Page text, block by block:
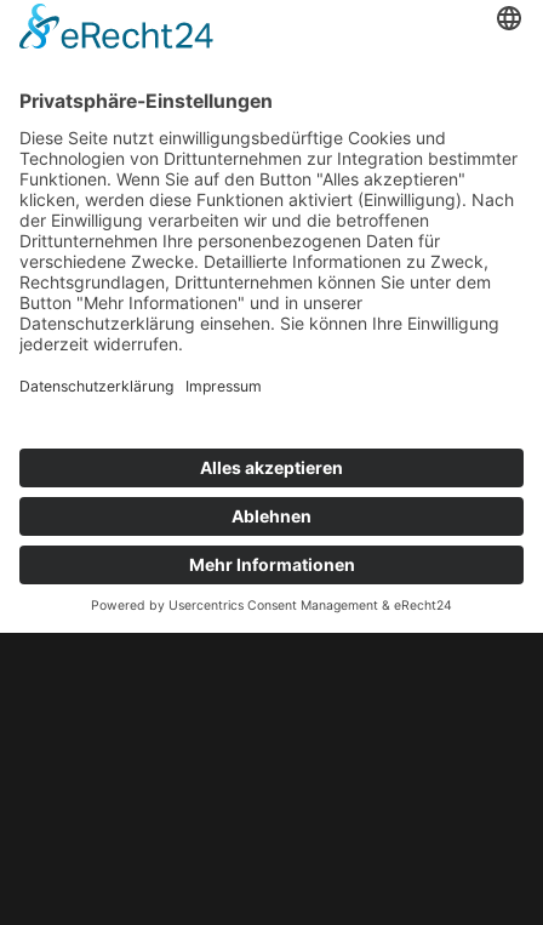
VERANSTALTUNGSORT
Pokergamblers
Steinsetzerstr.11
Bremen,Niedersachsen28279Google Karte
anzeigen
Bitte lesen Sie die Details durch und
zu, um diese Karte anzuzeigen.
Mehr Informationen
Akzeptieren
powered byUsercentrics Consent
Management Platform&eRecht24
Pokerturnier 05.12.2026